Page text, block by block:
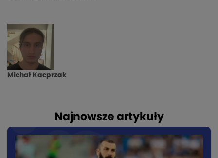
Michał Kacprzak
Najnowsze artykuły